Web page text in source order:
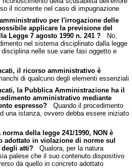
il ricorrente nel caso di impugnazione
per l'irrogazione delle
applicare la previsione del
Legge 7 agosto 1990 n. 241 ?No,
nel sistema disciplinato dalla legge
nelle sue varie fasi oggetto e
il ricorso amministrativo è
di qualcuno degli elementi essenziali
la Pubblica Amministrazione ha il
amministrativo mediante
espresso?Quando il procedimento
una istanza, ovvero debba essere iniziato
della legge 241/1990, NON è
adottato in violazione di norme sul
atti?Qualora, per la natura
palese che il suo contenuto dispositivo
da quello in concreto adottato